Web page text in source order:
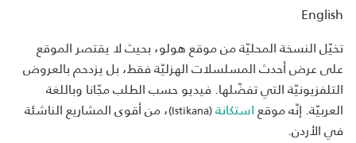
English
تخيّل النسخة المحليّة من موقع هولو، بحيث لا يقتصر الموقع
على عرض أحدث المسلسلات الهزليّة فقط، بل يزدحم بالعروض
التلفزيونيّة التي تفضّلها. فيديو حسب الطلب مجّانا وباللغة
العربيّة. إنّه موقعاستكانة(Istikana)
، من أقوى المشاريع الناشئة
في الأردن.